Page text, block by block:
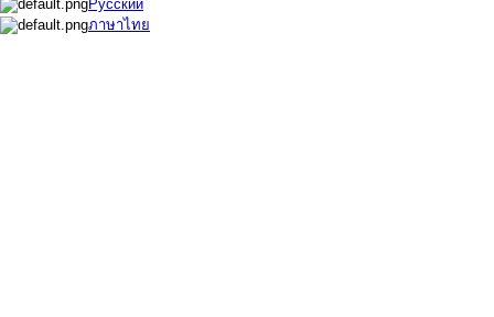
Русский
ภาษาไทย